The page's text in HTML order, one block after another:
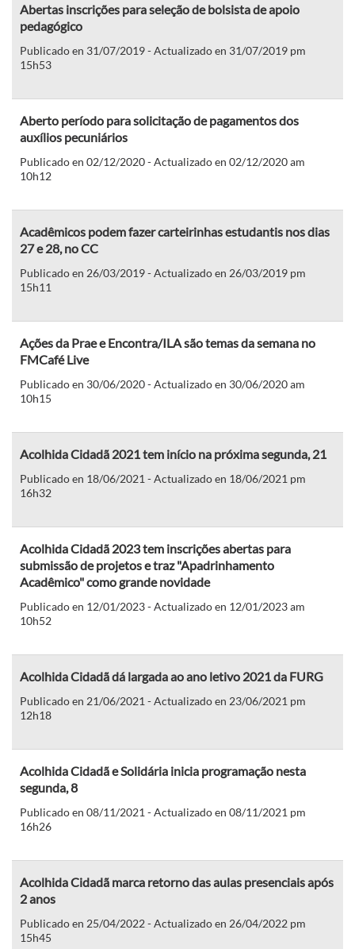
Abertas inscrições para seleção de bolsista de apoio
pedagógico
Publicado en 31/07/2019 - Actualizado en 31/07/2019 pm
15h53
Aberto período para solicitação de pagamentos dos
auxílios pecuniários
Publicado en 02/12/2020 - Actualizado en 02/12/2020 am
10h12
Acadêmicos podem fazer carteirinhas estudantis nos dias
27 e 28, no CC
Publicado en 26/03/2019 - Actualizado en 26/03/2019 pm
15h11
Ações da Prae e Encontra/ILA são temas da semana no
FMCafé Live
Publicado en 30/06/2020 - Actualizado en 30/06/2020 am
10h15
Acolhida Cidadã 2021 tem início na próxima segunda, 21
Publicado en 18/06/2021 - Actualizado en 18/06/2021 pm
16h32
Acolhida Cidadã 2023 tem inscrições abertas para
submissão de projetos e traz "Apadrinhamento
Acadêmico" como grande novidade
Publicado en 12/01/2023 - Actualizado en 12/01/2023 am
10h52
Acolhida Cidadã dá largada ao ano letivo 2021 da FURG
Publicado en 21/06/2021 - Actualizado en 23/06/2021 pm
12h18
Acolhida Cidadã e Solidária inicia programação nesta
segunda, 8
Publicado en 08/11/2021 - Actualizado en 08/11/2021 pm
16h26
Acolhida Cidadã marca retorno das aulas presenciais após
2 anos
Publicado en 25/04/2022 - Actualizado en 26/04/2022 pm
15h45